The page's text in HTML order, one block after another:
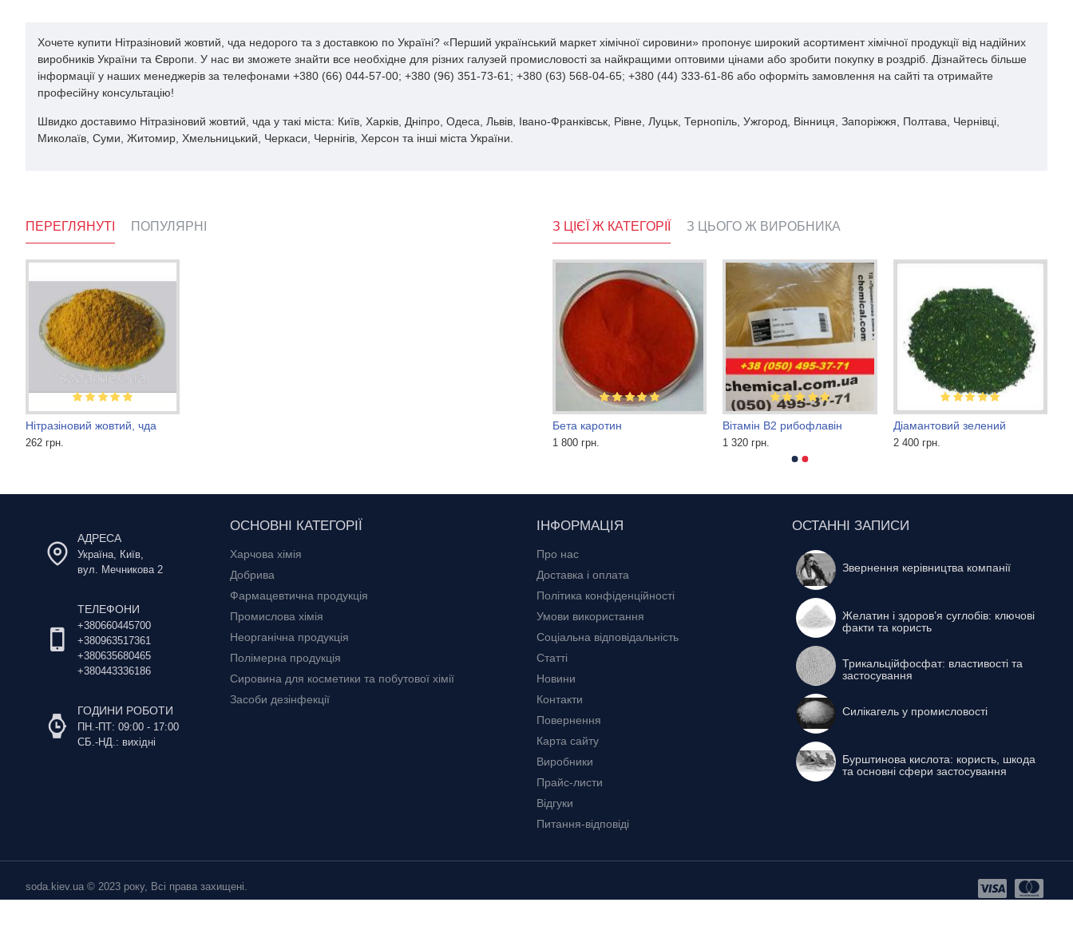
Хочете купити Нітразіновий жовтий, чда недорого та з доставкою по Україні? «Перший український маркет хімічної сировини» пропонує широкий асортимент хімічної продукції від надійних
виробників України та Європи. У нас ви зможете знайти все необхідне для різних галузей промисловості за найкращими оптовими цінами або зробити покупку в роздріб. Дізнайтесь більше
інформації у наших менеджерів за телефонами +380 (66) 044-57-00; +380 (96) 351-73-61; +380 (63) 568-04-65; +380 (44) 333-61-86 або оформіть замовлення на сайті та отримайте
професійну консультацію!
Швидко доставимо Нітразіновий жовтий, чда у такі міста: Київ, Харків, Дніпро, Одеса, Львів, Івано-Франківськ, Рівне, Луцьк, Тернопіль, Ужгород, Вінниця, Запоріжжя, Полтава, Чернівці,
Миколаїв, Суми, Житомир, Хмельницький, Черкаси, Чернігів, Херсон та інші міста України.
ПЕРЕГЛЯНУТІ ПОПУЛЯРНІ
Нітразіновий жовтий, чда
262 грн.
З ЦІЄЇ Ж КАТЕГОРІЇ З ЦЬОГО Ж ВИРОБНИКА
Танін для вина
1 600 грн.
Бета каротин
1 800 грн.
Вітамін B2 рибофлавін
1 320 грн.
Діамантовий зелений
2 400 грн.
АДРЕСА
Україна, Київ,
вул. Мечникова 2
ТЕЛЕФОНИ
+380660445700
+380963517361
+380635680465
+380443336186
ГОДИНИ РОБОТИ
ПН.-ПТ: 09:00 - 17:00
СБ.-НД.: вихідні
ОСНОВНІ КАТЕГОРІЇ
Харчова хімія
Добрива
Фармацевтична продукція
Промислова хімія
Неорганічна продукція
Полімерна продукція
Сировина для косметики та побутової хімії
Засоби дезінфекції
ІНФОРМАЦІЯ
Про нас
Доставка і оплата
Політика конфіденційності
Умови використання
Соціальна відповідальність
Статті
Новини
Контакти
Повернення
Карта сайту
Виробники
Прайс-листи
Відгуки
Питання-відповіді
ОСТАННІ ЗАПИСИ
Звернення керівництва компанії
Желатин і здоров’я суглобів: ключові
факти та користь
Трикальційфосфат: властивості та
застосування
Силікагель у промисловості
Бурштинова кислота: користь, шкода
та основні сфери застосування
soda.kiev.ua © 2023 року, Всі права захищені.